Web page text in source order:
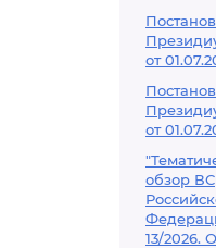
от
от
обзор ВС
13/2026.